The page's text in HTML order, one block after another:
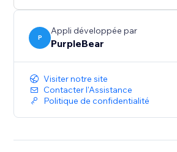
P
Appli développée par
PurpleBear
Visiter notre site
Contacter l'Assistance
Politique de confidentialité